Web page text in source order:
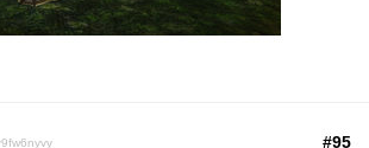
#95